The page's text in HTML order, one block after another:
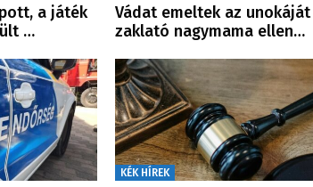
a játék
…
Vádat emeltek az unokáját
zaklató nagymama ellen…
KÉK HÍREK